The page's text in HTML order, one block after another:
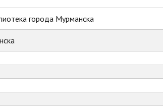
города Мурманска